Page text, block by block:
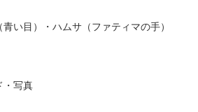
い目）・ハムサ（ファティマの手）
・写真